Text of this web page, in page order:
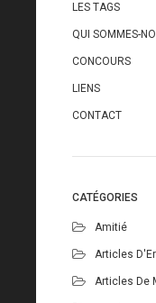
LES TAGS
QUI SOMMES-
CONCOURS
LIENS
CONTACT
CATÉGORIES
Amitié
Articles
Articles De